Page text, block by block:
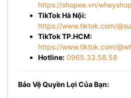
https://shopee.vn/
TikTok Hà Nội:
https://www.tiktok.com/
TikTok TP.HCM:
https://www.tiktok.com/
Hotline: 0965.33.58.58
Bảo Vệ Quyền Lợi Của Bạn: